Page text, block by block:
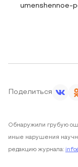
umenshennoe-
Поделиться
Обнаружили грубую
иные нарушения
редакцию журнала: